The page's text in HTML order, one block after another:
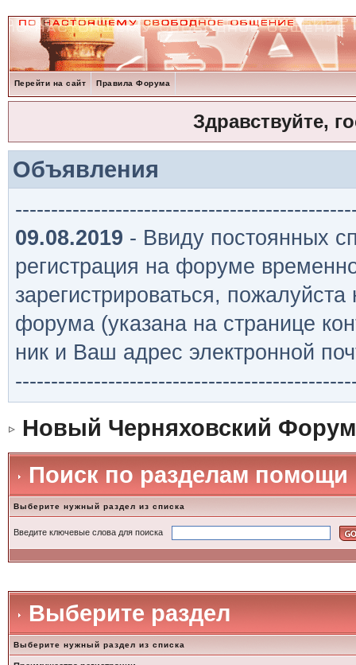
Перейти на сайт Правила Форума
Здравствуйте,
Объявления
09.08.2019 - Ввиду постоянных
регистрация на форуме
зарегистрироваться,
форума (указана на странице
ник и Ваш адрес электронной
Новый Черняховский Форум
Поиск по разделам помощи
Выберите нужный раздел из списка
Введите ключевые слова для поиска
Выберите раздел
Выберите нужный раздел из списка